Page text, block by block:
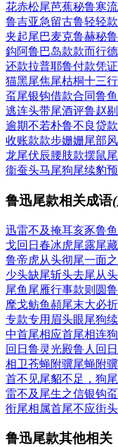
花赤松尾芭蕉秘鲁寒流
鲁吉亚急留古鲁轻轻
夹起尾巴麦克鲁赫秘
鈎阿鲁巴岛款款而行
还款拉普耶鲁付款凭证
猫黑尾焦尾枯桐十三
虿尾银钩借款合同鲁
逃连头带尾酒评鲁赵
逾期不若朴鲁不良贷款
收账款款步姗姗尾部
龙尾伏辰腰肢款摆鼠
衞蚕头马尾狗尾续豹
鲁迅尾款相关成语
迅雷不及掩耳亥豕鲁鱼
戈回日 春冰虎尾露尾
鲁帝虎从头彻尾一面
少头缺尾斩头去尾从
尾鱼尾雁行事款则圆
麾戈鲂鱼頳尾末大必
专款专用 眉头眼尾狗
中首尾相应首尾相连
回日 鲁灵光殿鲁人回日
相卫苍蝇附骥尾蝇附
首不见尾貂不足，狗
雷不及 尾生之信银钩
衔尾相属首尾不应街
鲁迅尾款其他相关